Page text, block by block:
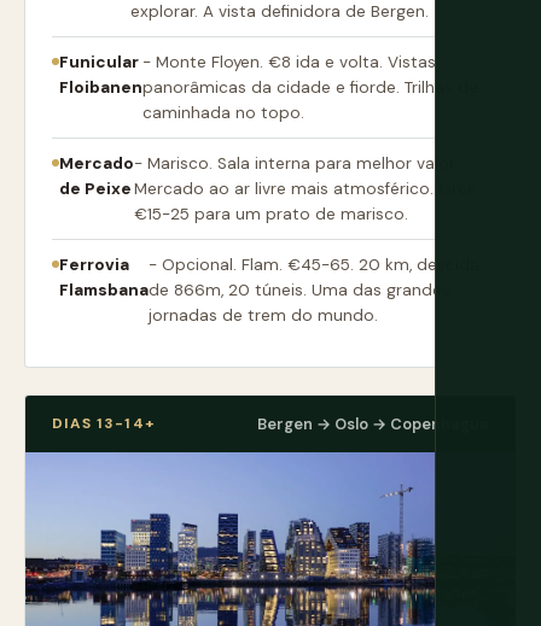
explorar. A vista definidora de Bergen.
Funicular
Floibanen
- Monte Floyen. €8 ida e volta. Vistas
panorâmicas da cidade e fiorde. Trilhas de
caminhada no topo.
Mercado
de Peixe
- Marisco. Sala interna para melhor valor.
Mercado ao ar livre mais atmosférico. Orce
€15-25 para um prato de marisco.
Ferrovia
Flamsbana
- Opcional. Flam. €45-65. 20 km, descida
de 866m, 20 túneis. Uma das grandes
jornadas de trem do mundo.
DIAS 13-14+ Bergen → Oslo → Copenhague